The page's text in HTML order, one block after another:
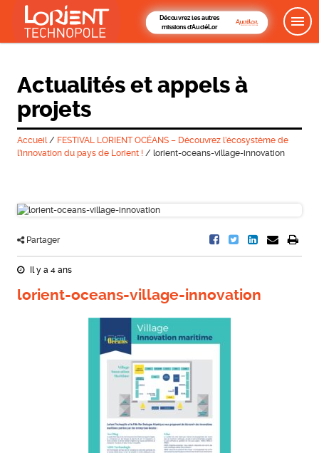
Découvrez les autres
missions d'AudéLor
Actualités et appels à
projets
Accueil/ FESTIVAL LORIENT OCÉANS – Découvrez l’écosystème de
l’innovation du pays de Lorient ! / lorient-oceans-village-innovation
Partager
Il y a 4 ans
lorient-oceans-village-innovation